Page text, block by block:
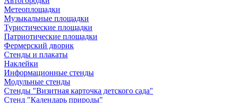
Метеоплощадки
Музыкальные площадки
Туристические площадки
Патриотические площадки
Фермерский дворик
Стенды и плакаты
Наклейки
Информационные стенды
Модульные стенды
Стенды "Визитная карточка детского сада"
Стенд "Календарь природы"